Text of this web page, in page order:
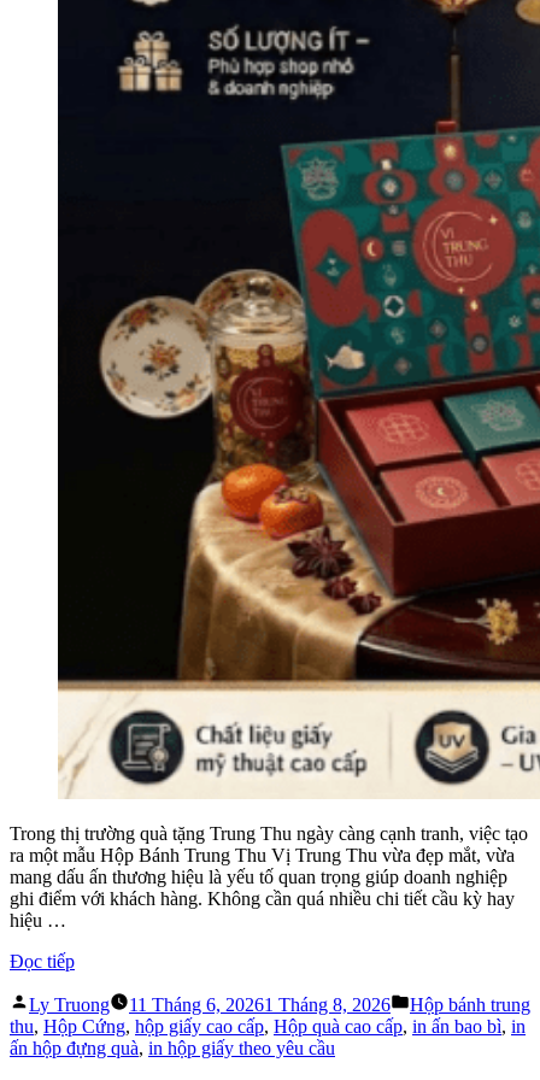
Trong thị trường quà tặng Trung Thu ngày càng cạnh tranh, việc tạo
ra một mẫu Hộp Bánh Trung Thu Vị Trung Thu vừa đẹp mắt, vừa
mang dấu ấn thương hiệu là yếu tố quan trọng giúp doanh nghiệp
ghi điểm với khách hàng. Không cần quá nhiều chi tiết cầu kỳ hay
hiệu …
Đọc tiếp“Hộp
Trung
Thu
Vị
Đăng
bởi
Ly Truong 11 Tháng 6, 20261 Tháng 8, 2026
Đăng
trong
Hộp bánh trung
thu, Hộp Cứng, hộp giấy cao cấp, Hộp quà cao cấp, in ấn bao bì, in
ấn hộp đựng quà, in hộp giấy theo yêu cầu